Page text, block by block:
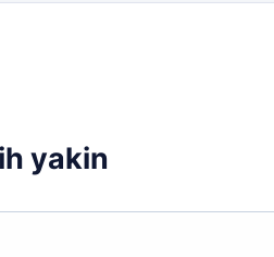
Sebagai pembanding
dan kami akan
yakin